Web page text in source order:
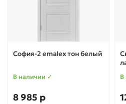
София-2 emalex тон белый
В наличии ✓
8 985 р
В